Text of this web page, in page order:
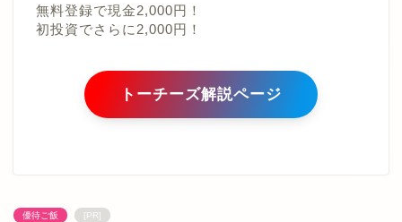
無料登録で現金2,000円！
初投資でさらに2,000円！
トーチーズ解説ページ
優待ご飯 [PR]